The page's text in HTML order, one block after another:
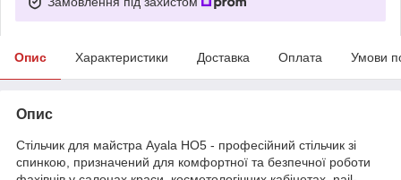
Опис Характеристики Доставка Оплата Умови
Опис
Стільчик для майстра Ayala НО5 - професійний стільчик зі
спинкою, призначений для комфортної та безпечної роботи